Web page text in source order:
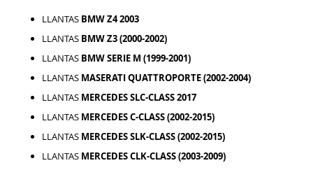
LLANTAS BMW Z4 2003
LLANTAS BMW Z3 (2000-2002)
LLANTAS BMW SERIE M (1999-2001)
LLANTAS MASERATI QUATTROPORTE (2002-2004)
LLANTAS MERCEDES SLC-CLASS 2017
LLANTAS MERCEDES C-CLASS (2002-2015)
LLANTAS MERCEDES SLK-CLASS (2002-2015)
LLANTAS MERCEDES CLK-CLASS (2003-2009)